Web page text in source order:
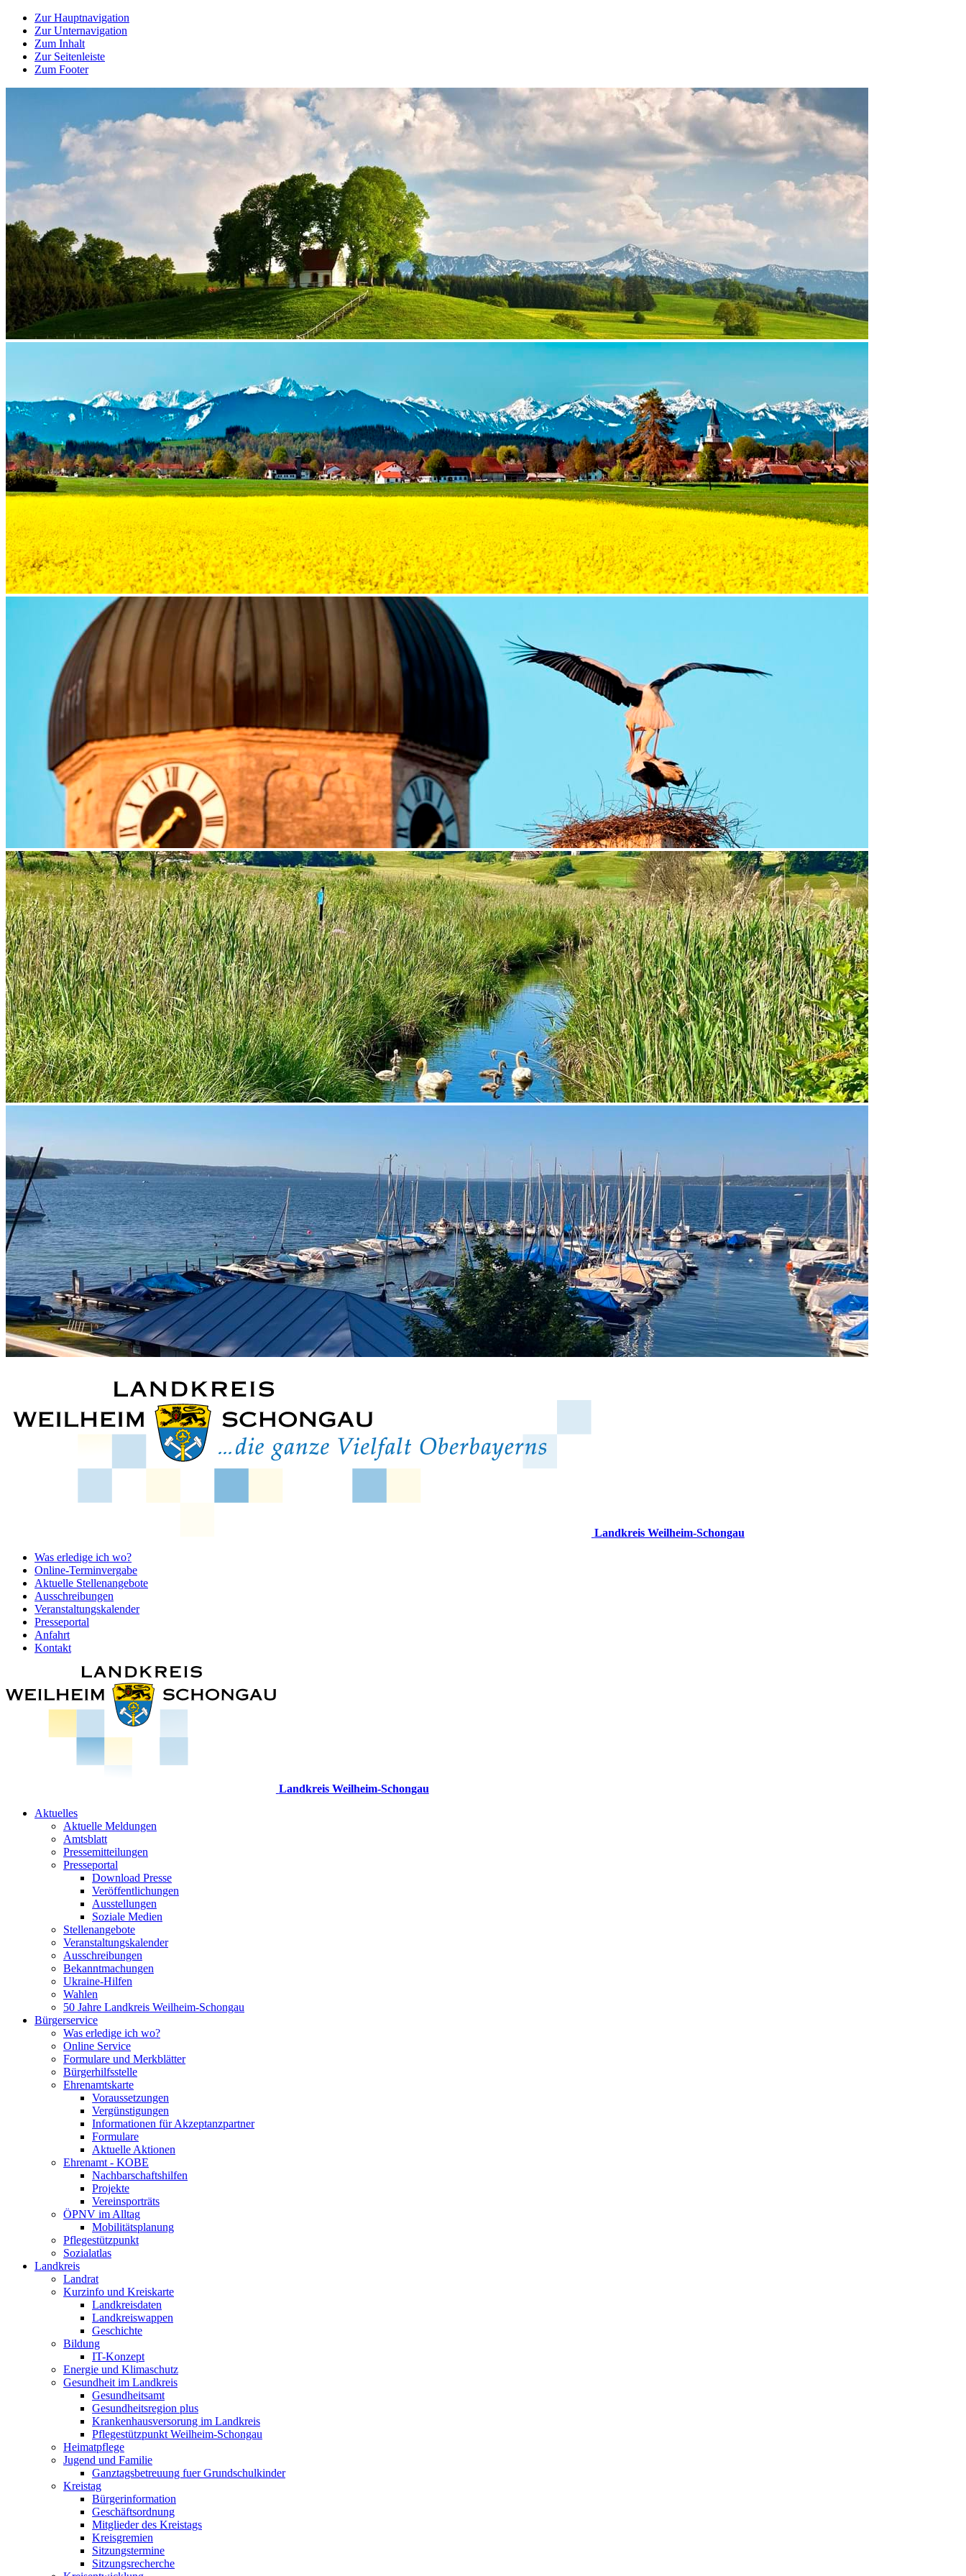
Zur Hauptnavigation
Zur Unternavigation
Zum Inhalt
Zur Seitenleiste
Zum Footer
Landkreis Weilheim-Schongau
Was erledige ich wo?
Online-Terminvergabe
Aktuelle Stellenangebote
Ausschreibungen
Veranstaltungskalender
Presseportal
Anfahrt
Kontakt
Landkreis Weilheim-Schongau
Aktuelles
Aktuelle Meldungen
Amtsblatt
Pressemitteilungen
Presseportal
Download Presse
Veröffentlichungen
Ausstellungen
Soziale Medien
Stellenangebote
Veranstaltungskalender
Ausschreibungen
Bekanntmachungen
Ukraine-Hilfen
Wahlen
50 Jahre Landkreis Weilheim-Schongau
Bürgerservice
Was erledige ich wo?
Online Service
Formulare und Merkblätter
Bürgerhilfsstelle
Ehrenamtskarte
Voraussetzungen
Vergünstigungen
Informationen für Akzeptanzpartner
Formulare
Aktuelle Aktionen
Ehrenamt - KOBE
Nachbarschaftshilfen
Projekte
Vereinsporträts
ÖPNV im Alltag
Mobilitätsplanung
Pflegestützpunkt
Sozialatlas
Landkreis
Landrat
Kurzinfo und Kreiskarte
Landkreisdaten
Landkreiswappen
Geschichte
Bildung
IT-Konzept
Energie und Klimaschutz
Gesundheit im Landkreis
Gesundheitsamt
Gesundheitsregion plus
Krankenhausversorung im Landkreis
Pflegestützpunkt Weilheim-Schongau
Heimatpflege
Jugend und Familie
Ganztagsbetreuung fuer Grundschulkinder
Kreistag
Bürgerinformation
Geschäftsordnung
Mitglieder des Kreistags
Kreisgremien
Sitzungstermine
Sitzungsrecherche